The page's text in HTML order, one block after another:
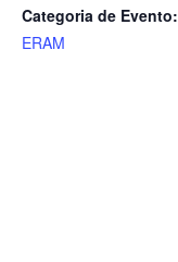
Categoria de Evento:
ERAM